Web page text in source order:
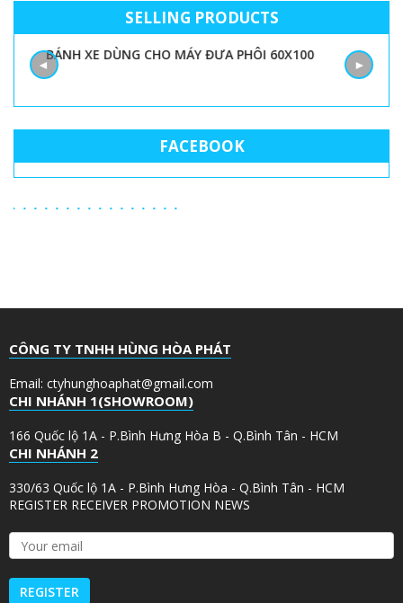
SELLING PRODUCTS
BÁNH XE DÙNG CHO MÁY ĐƯA PHÔI 60X100
◄ ►
FACEBOOK
CÔNG TY TNHH HÙNG HÒA PHÁT
Email: ctyhunghoaphat@gmail.com
CHI NHÁNH 1(SHOWROOM)
166 Quốc lộ 1A - P.Bình Hưng Hòa B - Q.Bình Tân - HCM
CHI NHÁNH 2
330/63 Quốc lộ 1A - P.Bình Hưng Hòa - Q.Bình Tân - HCM
REGISTER RECEIVER PROMOTION NEWS
o
u